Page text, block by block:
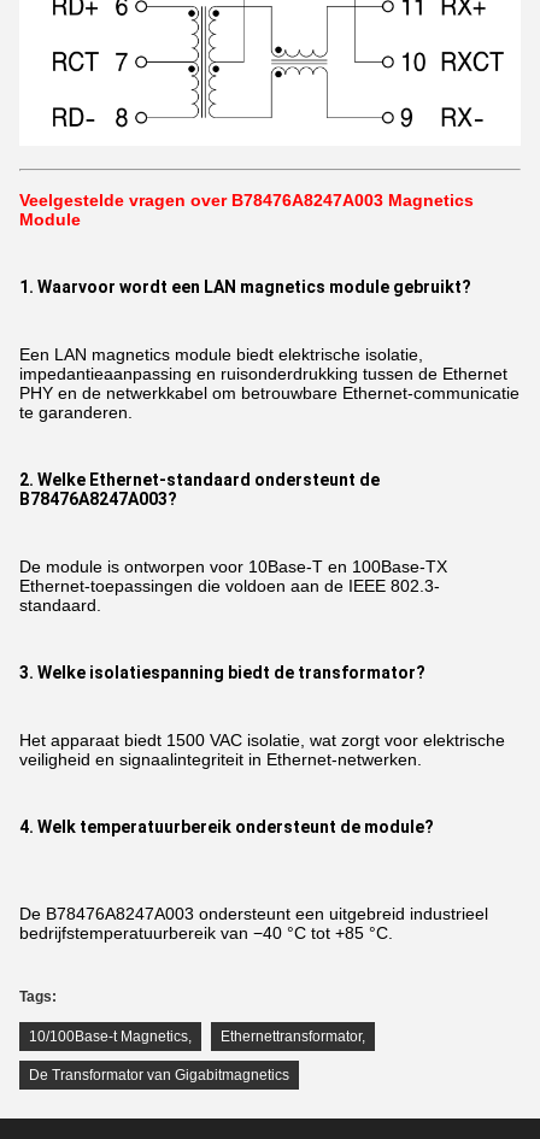
Veelgestelde vragen over B78476A8247A003 Magnetics
Module
1. Waarvoor wordt een LAN magnetics module gebruikt?
Een LAN magnetics module biedt elektrische isolatie,
impedantieaanpassing en ruisonderdrukking tussen de Ethernet
PHY en de netwerkkabel om betrouwbare Ethernet-communicatie
te garanderen.
2. Welke Ethernet-standaard ondersteunt de
B78476A8247A003?
De module is ontworpen voor 10Base-T en 100Base-TX
Ethernet-toepassingen die voldoen aan de IEEE 802.3-
standaard.
3. Welke isolatiespanning biedt de transformator?
Het apparaat biedt 1500 VAC isolatie, wat zorgt voor elektrische
veiligheid en signaalintegriteit in Ethernet-netwerken.
4. Welk temperatuurbereik ondersteunt de module?
De B78476A8247A003 ondersteunt een uitgebreid industrieel
bedrijfstemperatuurbereik van −40 °C tot +85 °C.
Tags:
10/100Base-t Magnetics, Ethernettransformator,
De Transformator van Gigabitmagnetics